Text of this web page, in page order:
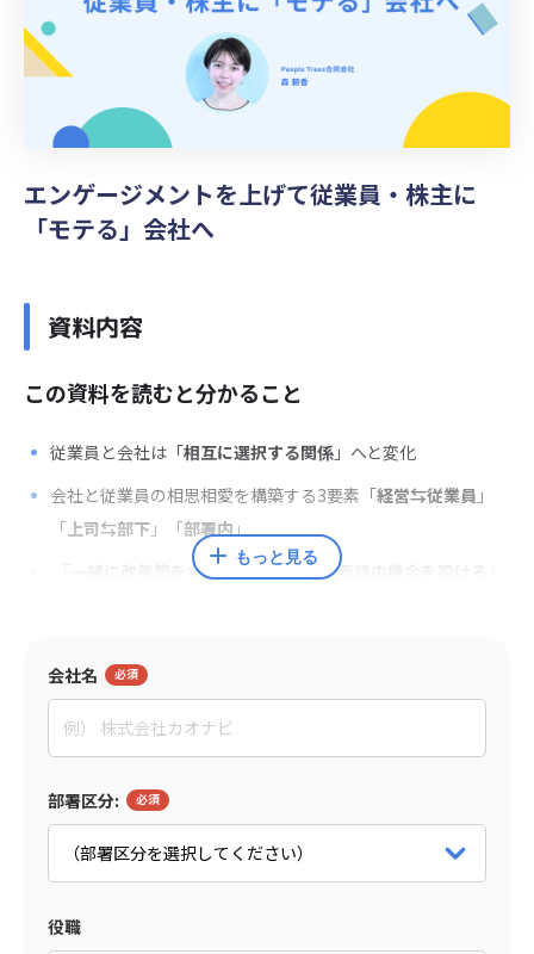
エンゲージメントを上げて従業員・株主に
「モテる」会社へ
資料内容
この資料を読むと分かること
従業員と会社は「相互に選択する関係 」へと変化
会社と従業員の相思相愛を構築する3要素「経営⇆従業員 」
「上司⇆部下 」「部署内」
一緒に改善策を考える」「経営層と面談の機会を設ける
監修者
東野 敦
People Trees合同会社
Co-CEO
パートナー詳細をみる
もっと見る
会社名
部署区分:
役職